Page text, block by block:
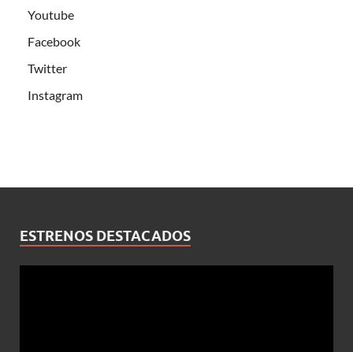
Youtube
Facebook
Twitter
Instagram
ESTRENOS DESTACADOS